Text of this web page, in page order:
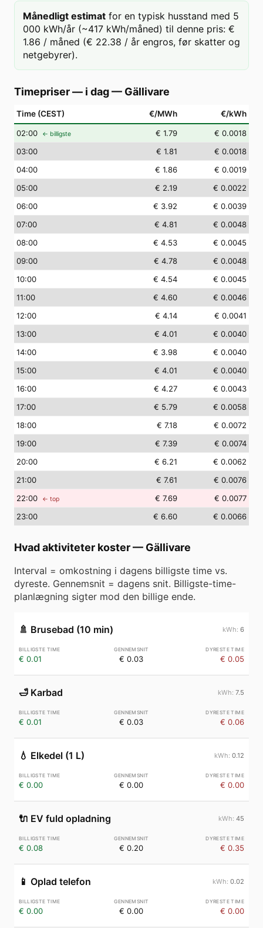
Månedligt estimat for en typisk husstand med 5
000 kWh/år (~417 kWh/måned) til denne pris: €
1.86 / måned (€ 22.38 / år engros, før skatter og
netgebyrer).
Timepriser — i dag— Gällivare
Time (CEST) €/MWh €/kWh
02:00 ← billigste € 1.79
€ 0.0018
03:00 € 1.81
€ 0.0018
04:00 € 1.86
€ 0.0019
05:00 € 2.19
€ 0.0022
06:00 € 3.92
€ 0.0039
07:00 € 4.81
€ 0.0048
08:00 € 4.53
€ 0.0045
09:00 € 4.78
€ 0.0048
10:00 € 4.54
€ 0.0045
11:00 € 4.60
€ 0.0046
12:00 € 4.14
€ 0.0041
13:00 € 4.01
€ 0.0040
14:00 € 3.98
€ 0.0040
15:00 € 4.01
€ 0.0040
16:00 € 4.27
€ 0.0043
17:00 € 5.79
€ 0.0058
18:00 € 7.18
€ 0.0072
19:00 € 7.39
€ 0.0074
20:00 € 6.21
€ 0.0062
21:00 € 7.61
€ 0.0076
22:00 ← top € 7.69
€ 0.0077
23:00 € 6.60 € 0.0066
Hvad aktiviteter koster— Gällivare
Interval = omkostning i dagens billigste time vs.
dyreste. Gennemsnit = dagens snit. Billigste-time-
planlægning sigter mod den billige ende.
🚿 Brusebad (10 min) 6
€ 0.01 € 0.03 € 0.05
🛁 Karbad 7.5
€ 0.01 € 0.03 € 0.06
💧 Elkedel (1 L) 0.12
€ 0.00 € 0.00 € 0.00
🔌 EV fuld opladning 45
€ 0.08 € 0.20 € 0.35
📱 Oplad telefon 0.02
€ 0.00 € 0.00 € 0.00